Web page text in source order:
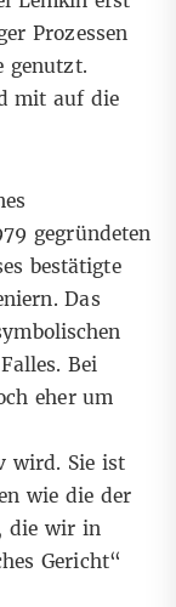
Prozessen
genutzt.
mit auf die
gegründeten
bestätigte
Das
. Bei
eher um
wird. Sie ist
wie die der
die wir in
Gericht“